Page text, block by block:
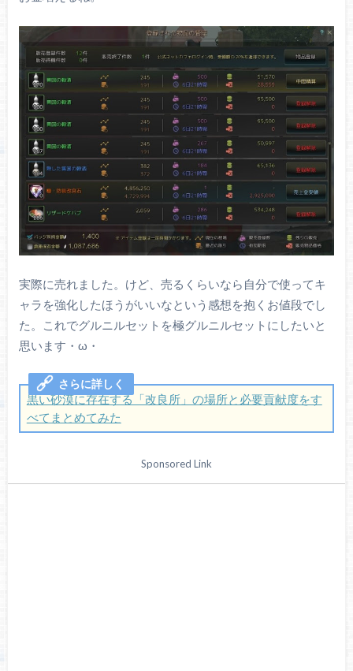
実際に売れました。けど、売るくらいなら自分で使ってキ
ャラを強化したほうがいいなという感想を抱くお値段でし
た。これでグルニルセットを極グルニルセットにしたいと
思います・ω・
黒い砂漠に存在する「改良所」の場所と必要貢献度をす
べてまとめてみた
Sponsored Link